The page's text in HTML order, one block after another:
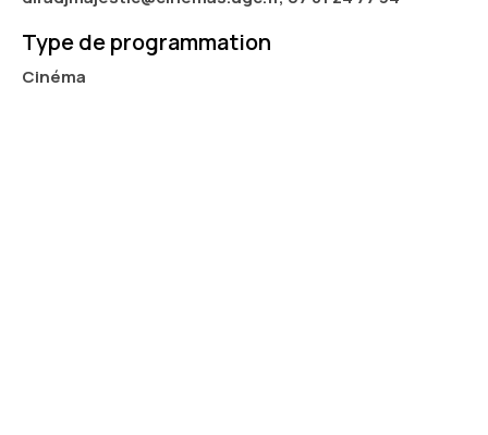
Type de programmation
Cinéma